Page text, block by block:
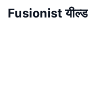
Fusionist यील्ड